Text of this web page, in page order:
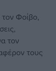
Φοίβο,
τον
τους